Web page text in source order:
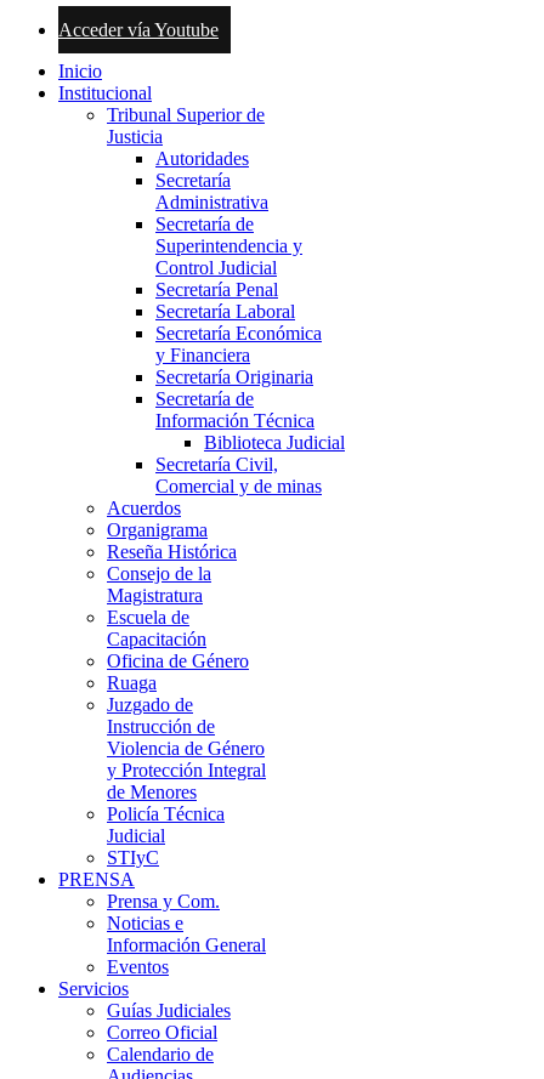
Acceder vía Youtube
Inicio
Institucional
Tribunal Superior de
Justicia
Autoridades
Secretaría
Administrativa
Secretaría de
Superintendencia y
Control Judicial
Secretaría Penal
Secretaría Laboral
Secretaría Económica
y Financiera
Secretaría Originaria
Secretaría de
Información Técnica
Biblioteca Judicial
Secretaría Civil,
Comercial y de minas
Acuerdos
Organigrama
Reseña Histórica
Consejo de la
Magistratura
Escuela de
Capacitación
Oficina de Género
Ruaga
Juzgado de
Instrucción de
Violencia de Género
y Protección Integral
de Menores
Policía Técnica
Judicial
STIyC
PRENSA
Prensa y Com.
Noticias e
Información General
Eventos
Servicios
Guías Judiciales
Correo Oficial
Calendario de